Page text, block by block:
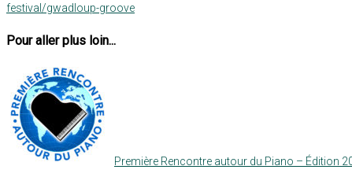
festival/gwadloup-groove
Pour aller plus loin...
Première Rencontre autour du Piano – Édition